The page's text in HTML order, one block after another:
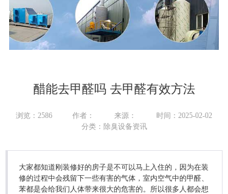
醋能去甲醛吗 去甲醛有效方法
浏览： 2586 作者： 来源：
时间：2025-02-02
分类：除臭设备资讯
大家都知道刚装修好的房子是不可以马上入住的，因为在装
修的过程中会残留下一些有害的气体，室内空气中的甲醛、
苯都是会给我们人体带来很大的危害的。所以很多人都会想